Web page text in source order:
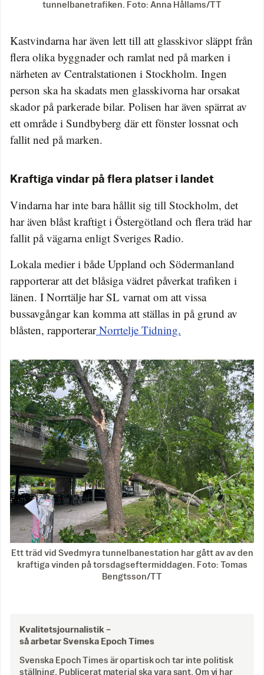
tunnelbanetrafiken. Foto: Anna Hållams/TT
Kastvindarna har även lett till att glasskivor släppt från
flera olika byggnader och ramlat ned på marken i
närheten av Centralstationen i Stockholm. Ingen
person ska ha skadats men glasskivorna har orsakat
skador på parkerade bilar. Polisen har även spärrat av
ett område i Sundbyberg där ett fönster lossnat och
fallit ned på marken.
Kraftiga vindar på flera platser i landet
Vindarna har inte bara hållit sig till Stockholm, det
har även blåst kraftigt i Östergötland och flera träd har
fallit på vägarna enligt Sveriges Radio.
Lokala medier i både Uppland och Södermanland
rapporterar att det blåsiga vädret påverkat trafiken i
länen. I Norrtälje har SL varnat om att vissa
bussavgångar kan komma att ställas in på grund av
blåsten, rapporterarNorrtelje Tidning.
Ett träd vid Svedmyra tunnelbanestation har gått av av den
kraftiga vinden på torsdagseftermiddagen. Foto: Tomas
Bengtsson/TT
Kvalitetsjournalistik –
så arbetar Svenska Epoch Times
Svenska Epoch Times är opartisk och tar inte politisk
ställning. Publicerat material ska vara sant. Om vi har